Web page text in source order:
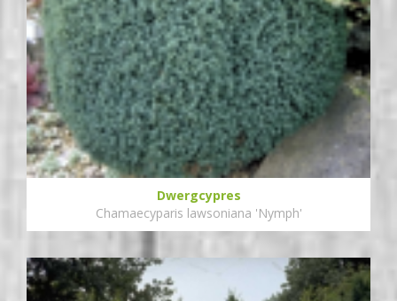
Dwergcypres
Chamaecyparis lawsoniana 'Nymph'